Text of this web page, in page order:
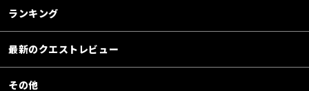
ランキング
最新のクエストレビュー
その他